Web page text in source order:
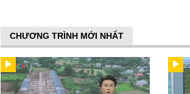
CHƯƠNG TRÌNH MỚI NHẤT